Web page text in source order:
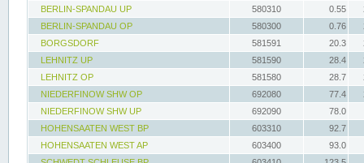
BERLIN-SPANDAU UP
580310 0.55
BERLIN-SPANDAU OP
580300 0.76
BORGSDORF
581591 20.3
LEHNITZ UP
581590 28.4
LEHNITZ OP
581580 28.7
NIEDERFINOW SHW OP
692080 77.4
NIEDERFINOW SHW UP
692090
78.0
HOHENSAATEN WEST BP
603310
92.7
HOHENSAATEN WEST AP
603400
93.0